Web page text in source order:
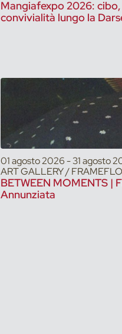
Mangiafexpo 2026:
convivialità lungo la
01 agosto 2026 - 31 agosto
ART GALLERY /
BETWEEN MOMENTS |
Annunziata